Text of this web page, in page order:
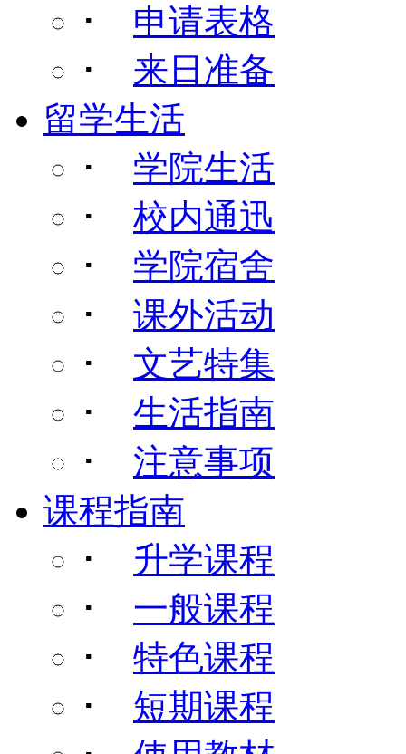
･ 申请表格
･ 来日准备
留学生活
･ 学院生活
･ 校内通迅
･ 学院宿舍
･ 课外活动
･ 文艺特集
･ 生活指南
･ 注意事项
课程指南
･ 升学课程
･ 一般课程
･ 特色课程
･ 短期课程